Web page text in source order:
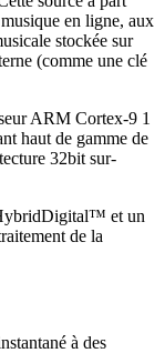
en ligne, aux
stockée sur
(comme une clé
ARM Cortex-9 1
haut de gamme de
32bit sur-
et un
de la
à des